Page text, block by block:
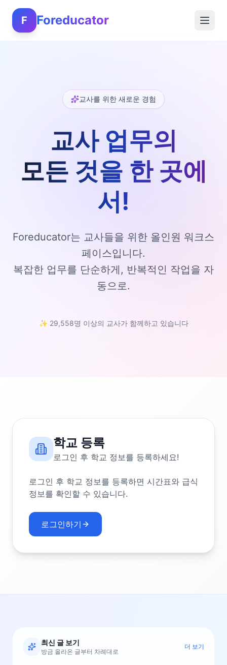
F Foreducator
교사를 위한 새로운 경험
교사 업무의
모든 것을 한 곳에
서!
Foreducator는 교사들을 위한 올인원 워크스
페이스입니다.
복잡한 업무를 단순하게, 반복적인 작업을 자
동으로.
✨ 29,558명 이상의 교사가 함께하고 있습니다
학교 등록
로그인 후 학교 정보를 등록하세요!
로그인 후 학교 정보를 등록하면 시간표와 급식
정보를 확인할 수 있습니다.
로그인하기
최신 글 보기
방금 올라온 글부터 차례대로
더 보기